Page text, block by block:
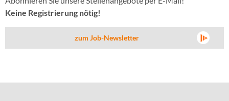
Keine Registrierung nötig!
zum Job-Newsletter